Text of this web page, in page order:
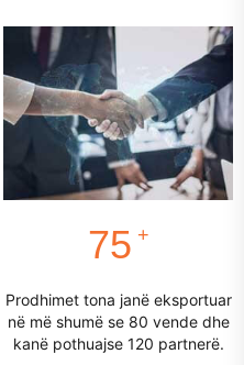
80 +
Prodhimet tona janë eksportuar
në më shumë se 80 vende dhe
kanë pothuajse 120 partnerë.